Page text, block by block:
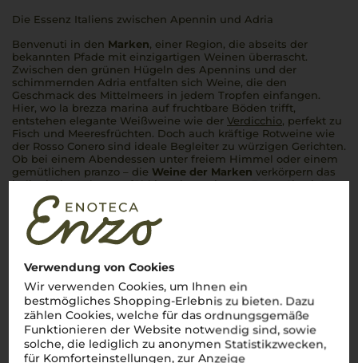
Verwendung von Cookies
Wir verwenden Cookies, um Ihnen ein
bestmögliches Shopping-Erlebnis zu bieten. Dazu
zählen Cookies, welche für das ordnungsgemäße
Funktionieren der Website notwendig sind, sowie
solche, die lediglich zu anonymen Statistikzwecken,
für Komforteinstellungen, zur Anzeige
Die Essenz Italiens zwischen Apennin und Adria
Benvenuti in den Marken, einer Region, die abseits der
bekannten Pfade mit einzigartigen Weinen überrascht.
Zwischen den grünen Hügeln des Apennins und der
schimmernden Adria entfalten sich Weine, die den
Geschmack des Mittelmeers in jedem Tropfen einfangen.
Hier, wo la brezza marina auf fruchtbare Böden trifft,
entstehen elegante Weißweine wie der Verdicchio, perfekt zu
Fisch und Meeresfrüchten. Doch auch kräftige Rotweine wie
der Rosso Conero sind ideale Begleiter zu würzigen Gerichten.
Ob bei einem Abendessen unter freiem Himmel oder einem
gemütlichen pranzo – die Weine der Marken verkörpern das
italienische Lebensgefühl in seiner reinsten Form.Cin cin!
Mehr Weine aus Marken